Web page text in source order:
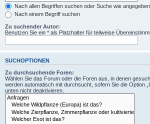
Nach allen Begriffen suchen oder Suche wie
Nach einem Begriff suchen
Zu suchender Autor:
Benutzen Sie ein * als Platzhalter für teilweise
SUCHOPTIONEN
Zu durchsuchende Foren:
Wählen Sie das Forum oder die Foren aus, in denen
werden automatisch mit durchsucht, sofern Sie die Option
unten nicht deaktivieren.